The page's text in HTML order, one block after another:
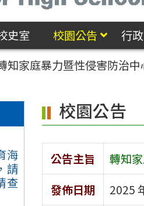
史室 校園公告 行
知家庭暴力暨性侵害防治
海
請
查
校園公告
公告主旨
轉知
發佈日期
2025